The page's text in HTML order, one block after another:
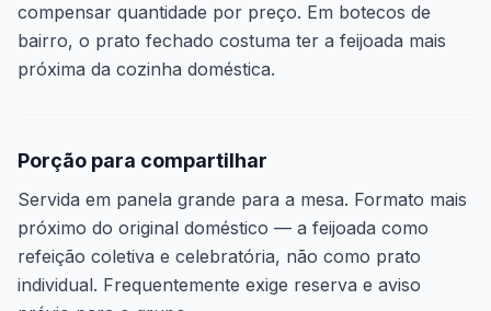
compensar quantidade por preço. Em botecos de
bairro, o prato fechado costuma ter a feijoada mais
próxima da cozinha doméstica.
Porção para compartilhar
Servida em panela grande para a mesa. Formato mais
próximo do original doméstico — a feijoada como
refeição coletiva e celebratória, não como prato
individual. Frequentemente exige reserva e aviso